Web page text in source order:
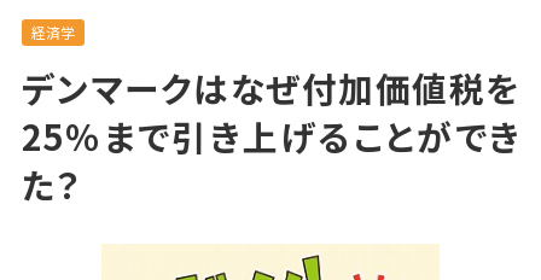
経済学
デンマークはなぜ付加価値税を
25％まで引き上げることができ
た？